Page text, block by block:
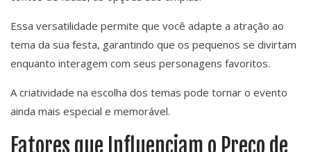
Essa versatilidade permite que você adapte a atração ao
tema da sua festa, garantindo que os pequenos se divirtam
enquanto interagem com seus personagens favoritos.
A criatividade na escolha dos temas pode tornar o evento
ainda mais especial e memorável.
Fatores que Influenciam o Preço de